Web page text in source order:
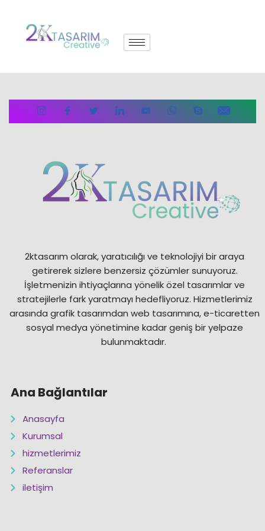
İçeriğe
2ktasarım olarak, yaratıcılığı ve teknolojiyi bir araya
getirerek sizlere benzersiz çözümler sunuyoruz.
İşletmenizin ihtiyaçlarına yönelik özel tasarımlar ve
stratejilerle fark yaratmayı hedefliyoruz. Hizmetlerimiz
arasında grafik tasarımdan web tasarımına, e-ticaretten
sosyal medya yönetimine kadar geniş bir yelpaze
bulunmaktadır.
Ana Bağlantılar
Anasayfa
Kurumsal
hizmetlerimiz
Referanslar
iletişim